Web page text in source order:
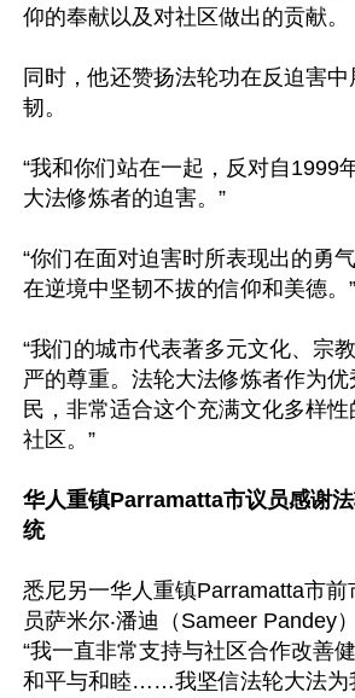
仰的奉献以及对社区做出的贡献。
同时，他还赞扬法轮功在反迫害
韧。
“我和你们站在一起，反对自1999
大法修炼者的迫害。”
“你们在面对迫害时所表现出的勇
在逆境中坚韧不拔的信仰和美德。”
“我们的城市代表著多元文化、宗
严的尊重。法轮大法修炼者作为
民，非常适合这个充满文化多样
社区。”
华人重镇Parramatta市议员感谢
统
悉尼另一华人重镇Parramatta市前
员萨米尔‧潘迪（Sameer Pandey
“我一直非常支持与社区合作改善
和平与和睦……我坚信法轮大法为